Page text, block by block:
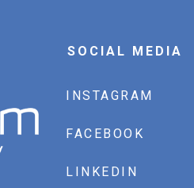
SOCIAL MEDIA
INSTAGRAM
FACEBOOK
LINKEDIN